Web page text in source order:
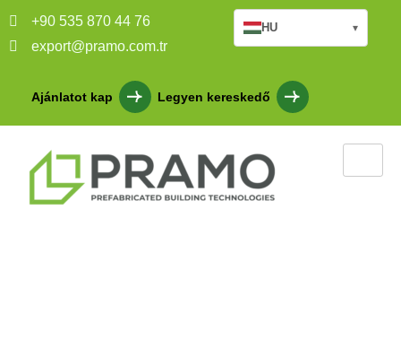
+90 535 870 44 76
export@pramo.com.tr
Ajánlatot kap Legyen kereskedő
HU ▾